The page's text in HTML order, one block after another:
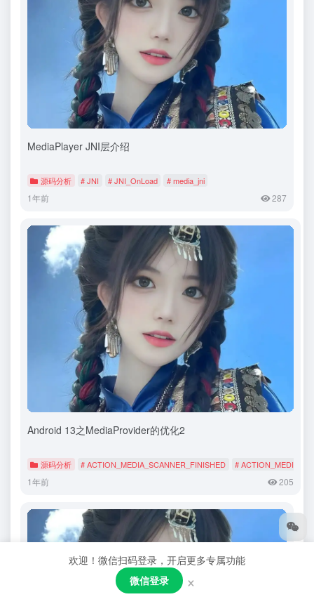
MediaPlayer JNI层介绍
源码分析 # JNI # JNI_OnLoad # media_jni
1年前 287
Android 13之MediaProvider的优化2
源码分析 # ACTION_MEDIA_SCANNER_FINISHED #
1年前 205
欢迎！微信扫码登录，开启更多专属功能
微信登录
×